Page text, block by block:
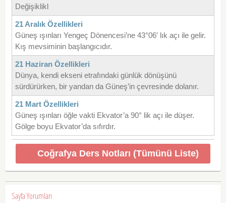
Değişiklikl
21 Aralık Özellikleri
Güneş ışınları Yengeç Dönencesi’ne 43°06′ lık açı ile gelir.
Kış mevsiminin başlangıcıdır.
21 Haziran Özellikleri
Dünya, kendi ekseni etrafındaki günlük dönüşünü
sürdürürken, bir yandan da Güneş’in çevresinde dolanır.
21 Mart Özellikleri
Güneş ışınları öğle vakti Ekvator’a 90° lik açı ile düşer.
Gölge boyu Ekvator’da sıfırdır.
Coğrafya Ders Notları (Tümünü Liste)
Sayfa Yorumları